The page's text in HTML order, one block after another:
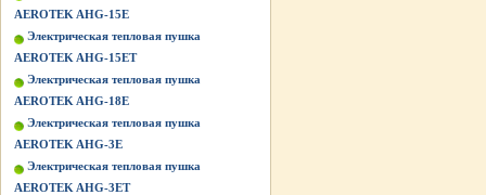
AEROTEK AHG-15E
Электрическая тепловая пушка
AEROTEK AHG-15ET
Электрическая тепловая пушка
AEROTEK AHG-18E
Электрическая тепловая пушка
AEROTEK AHG-3E
Электрическая тепловая пушка
AEROTEK AHG-3ET